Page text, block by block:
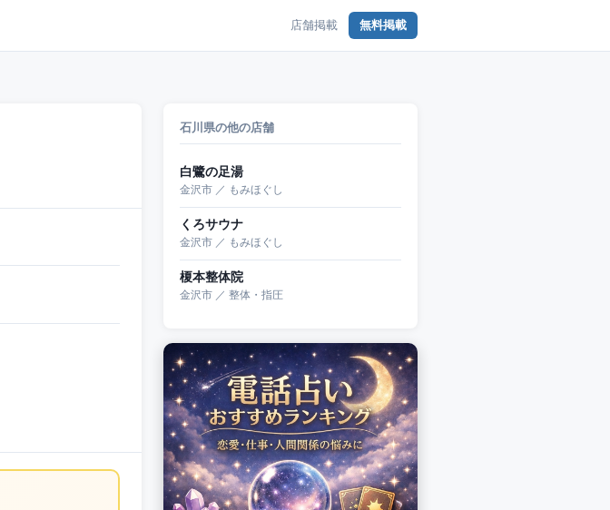
店舗掲載 無料掲載
石川県の他の店舗
白鷺の足湯
金沢市 ／ もみほぐし
くろサウナ
金沢市 ／ もみほぐし
榎本整体院
金沢市 ／ 整体・指圧